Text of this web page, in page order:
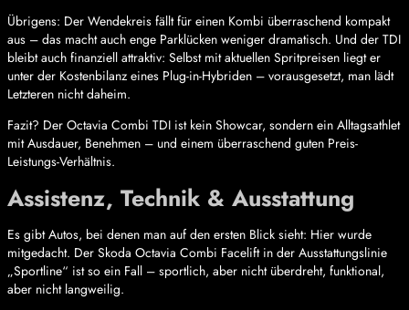
Übrigens: Der Wendekreis fällt für einen Kombi überraschend kompakt
aus – das macht auch enge Parklücken weniger dramatisch. Und der TDI
bleibt auch finanziell attraktiv: Selbst mit aktuellen Spritpreisen liegt er
unter der Kostenbilanz eines Plug-in-Hybriden – vorausgesetzt, man lädt
Letzteren nicht daheim.
Fazit? Der Octavia Combi TDI ist kein Showcar, sondern ein Alltagsathlet
mit Ausdauer, Benehmen – und einem überraschend guten Preis-
Leistungs-Verhältnis.
Assistenz, Technik & Ausstattung
Es gibt Autos, bei denen man auf den ersten Blick sieht: Hier wurde
mitgedacht. Der Skoda Octavia Combi Facelift in der Ausstattungslinie
„Sportline“ ist so ein Fall – sportlich, aber nicht überdreht, funktional,
aber nicht langweilig.